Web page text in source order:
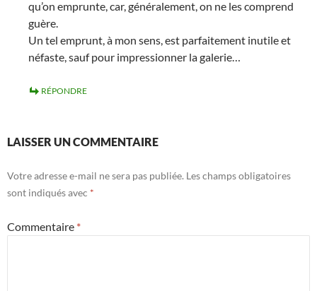
qu’on emprunte, car, généralement, on ne les comprend
guère.
Un tel emprunt, à mon sens, est parfaitement inutile et
néfaste, sauf pour impressionner la galerie…
RÉPONDRE
LAISSER UN COMMENTAIRE
Votre adresse e-mail ne sera pas publiée. Les champs obligatoires
sont indiqués avec *
Commentaire *